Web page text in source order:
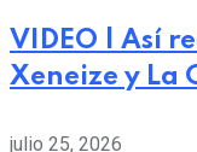
VIDEO | Así
Xeneize y La
julio 25, 2026